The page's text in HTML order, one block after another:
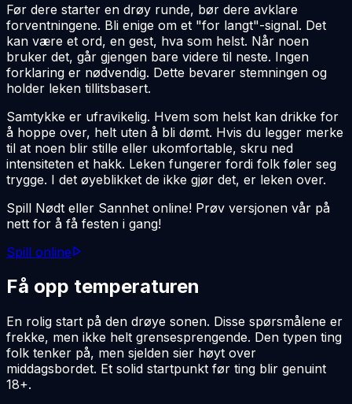
Før dere starter en drøy runde, bør dere avklare
forventningene. Bli enige om et "for langt"-signal. Det
kan være et ord, en gest, hva som helst. Når noen
bruker det, går gjengen bare videre til neste. Ingen
forklaring er nødvendig. Dette bevarer stemningen og
holder leken tillitsbasert.
Samtykke er ufravikelig. Hvem som helst kan drikke for
å hoppe over, helt uten å bli dømt. Hvis du legger merke
til at noen blir stille eller ukomfortable, skru ned
intensiteten et hakk. Leken fungerer fordi folk føler seg
trygge. I det øyeblikket de ikke gjør det, er leken over.
Spill Nødt eller Sannhet online! Prøv versjonen vår på
nett for å få festen i gang!
Spill online
Få opp temperaturen
En rolig start på den drøye sonen. Disse spørsmålene er
frekke, men ikke helt grensesprengende. Den typen ting
folk tenker på, men sjelden sier høyt over
middagsbordet. Et solid startpunkt før ting blir genuint
18+.